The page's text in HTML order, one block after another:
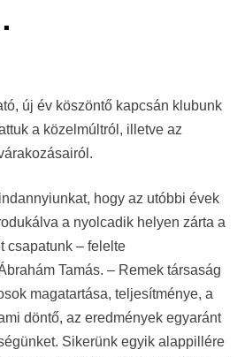
új év köszöntő kapcsán klubunk
a közelmúltról, illetve az
hogy az utóbbi évek
a nyolcadik helyen zárta a
csapatunk – felelte
Tamás. – Remek társaság
magatartása, teljesítménye, a
döntő, az eredmények egyaránt
Sikerünk egyik alappillére